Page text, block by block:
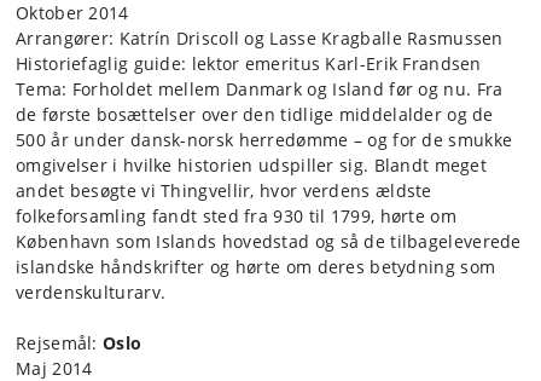
Oktober 2014
Arrangører: Katrín Driscoll og Lasse Kragballe Rasmussen
Historiefaglig guide: lektor emeritus Karl-Erik Frandsen
Tema: Forholdet mellem Danmark og Island før og nu. Fra
de første bosættelser over den tidlige middelalder og de
500 år under dansk-norsk herredømme – og for de smukke
omgivelser i hvilke historien udspiller sig. Blandt meget
andet besøgte vi Thingvellir, hvor verdens ældste
folkeforsamling fandt sted fra 930 til 1799, hørte om
København som Islands hovedstad og så de tilbageleverede
islandske håndskrifter og hørte om deres betydning som
verdenskulturarv.
Rejsemål: Oslo
Maj 2014